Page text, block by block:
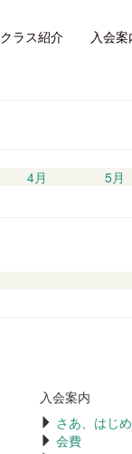
クラス紹介 入会案
道
4月 5月
入会案内
さあ、はじ
会費